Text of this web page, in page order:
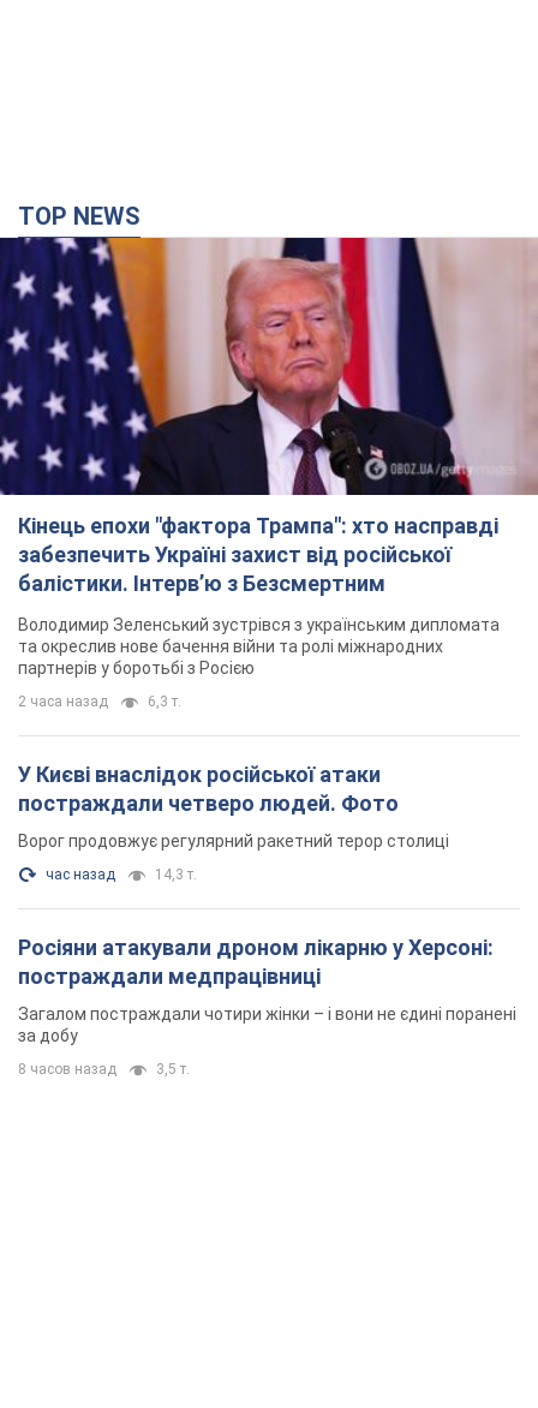
TOP NEWS
Кінець епохи "фактора Трампа": хто насправді
забезпечить Україні захист від російської
балістики. Інтерв’ю з Безсмертним
Володимир Зеленський зустрівся з українським дипломата
та окреслив нове бачення війни та ролі міжнародних
партнерів у боротьбі з Росією
2 часа назад 6,3 т.
У Києві внаслідок російської атаки
постраждали четверо людей. Фото
Ворог продовжує регулярний ракетний терор столиці
час назад 14,3 т.
Росіяни атакували дроном лікарню у Херсоні:
постраждали медпрацівниці
Загалом постраждали чотири жінки – і вони не єдині поранені
за добу
8 часов назад 3,5 т.